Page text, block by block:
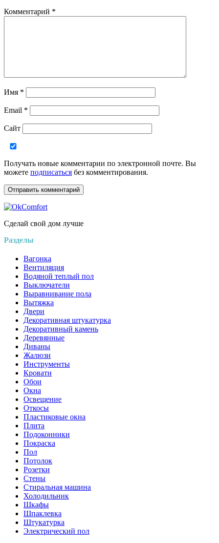
Комментарий *
Имя *
Email *
Сайт
Получать новые комментарии по электронной почте. Вы
можете подписаться без комментирования.
Сделай свой дом лучше
Разделы
Вагонка
Вентиляция
Водяной теплый пол
Выключатели
Выравнивание пола
Вытяжка
Двери
Декоративная штукатурка
Декоративный камень
Деревянные
Диваны
Жалюзи
Инструменты
Кровати
Обои
Окна
Освещение
Откосы
Пластиковые окна
Плита
Подоконники
Покраска
Пол
Потолок
Розетки
Стены
Стиральная машина
Холодильник
Шкафы
Шпаклевка
Штукатурка
Электрический пол